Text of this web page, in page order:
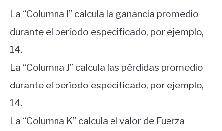
La “Columna I” calcula la ganancia promedio
durante el período especificado, por ejemplo,
14.
La “Columna J” calcula las pérdidas promedio
durante el período especificado, por ejemplo,
14.
La “Columna K” calcula el valor de Fuerza